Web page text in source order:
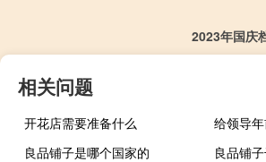
2023年国庆
相关问题
开花店需要准备什么
给领导
良品铺子是哪个国家的
良品铺